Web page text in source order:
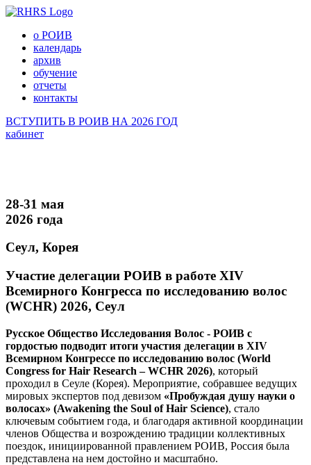
о РОИВ
календарь
архив
обучение
отчеты
контакты
ВСТУПИТЬ В РОИВ НА 2026 ГОД
кабинет
28-31 мая
2026 года
Сеул, Корея
Участие делегации РОИВ в работе XIV
Всемирного Конгресса по исследованию волос
(WCHR) 2026, Сеул
Русское Общество Исследования Волос - РОИВ с
гордостью подводит итоги участия делегации в XIV
Всемирном Конгрессе по исследованию волос (World
Congress for Hair Research – WCHR 2026), который
проходил в Сеуле (Корея). Мероприятие, собравшее ведущих
мировых экспертов под девизом «Пробуждая душу науки о
волосах» (Awakening the Soul of Hair Science), стало
ключевым событием года, и благодаря активной координации
членов Общества и возрождению традиции коллективных
поездок, инициированной правлением РОИВ, Россия была
представлена на нем достойно и масштабно.